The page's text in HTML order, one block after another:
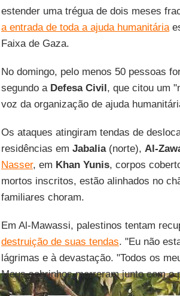
estender uma trégua de dois meses
a entrada de toda a ajuda humanitária
Faixa de Gaza.
No domingo, pelo menos 50 pessoas
segundo a Defesa Civil, que citou um
voz da organização de ajuda
Os ataques atingiram tendas de
residências em Jabalia(norte), Al-
Nasser, em Khan Yunis, corpos
mortos inscritos, estão alinhados no
familiares choram.
Em Al-Mawassi, palestinos tentam
destruição de suas tendas. "Eu não
lágrimas e à devastação. "Todos os
Meus sobrinhos morreram junto com o